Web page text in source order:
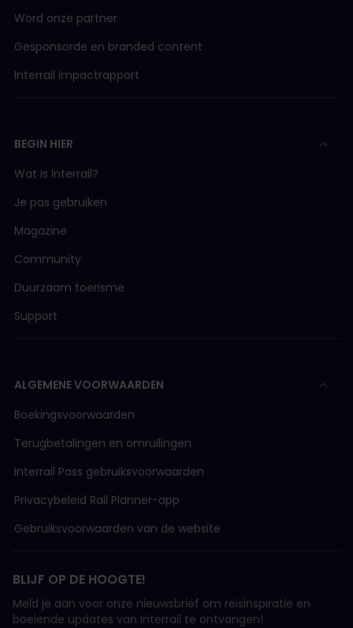
Word onze partner
Gesponsorde en branded content
Interrail impactrapport
BEGIN HIER
Wat is Interrail?
Je pas gebruiken
Magazine
Community
Duurzaam toerisme
Support
ALGEMENE VOORWAARDEN
Boekingsvoorwaarden
Terugbetalingen en omruilingen
Interrail Pass gebruiksvoorwaarden
Privacybeleid Rail Planner-app
Gebruiksvoorwaarden van de website
BLIJF OP DE HOOGTE!
Meld je aan voor onze nieuwsbrief om reisinspiratie en
boeiende updates van Interrail te ontvangen!